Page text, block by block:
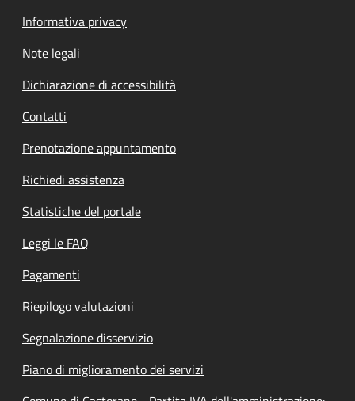
Informativa privacy
Note legali
Dichiarazione di accessibilità
Contatti
Prenotazione appuntamento
Richiedi assistenza
Statistiche del portale
Leggi le FAQ
Pagamenti
Riepilogo valutazioni
Segnalazione disservizio
Piano di miglioramento dei servizi